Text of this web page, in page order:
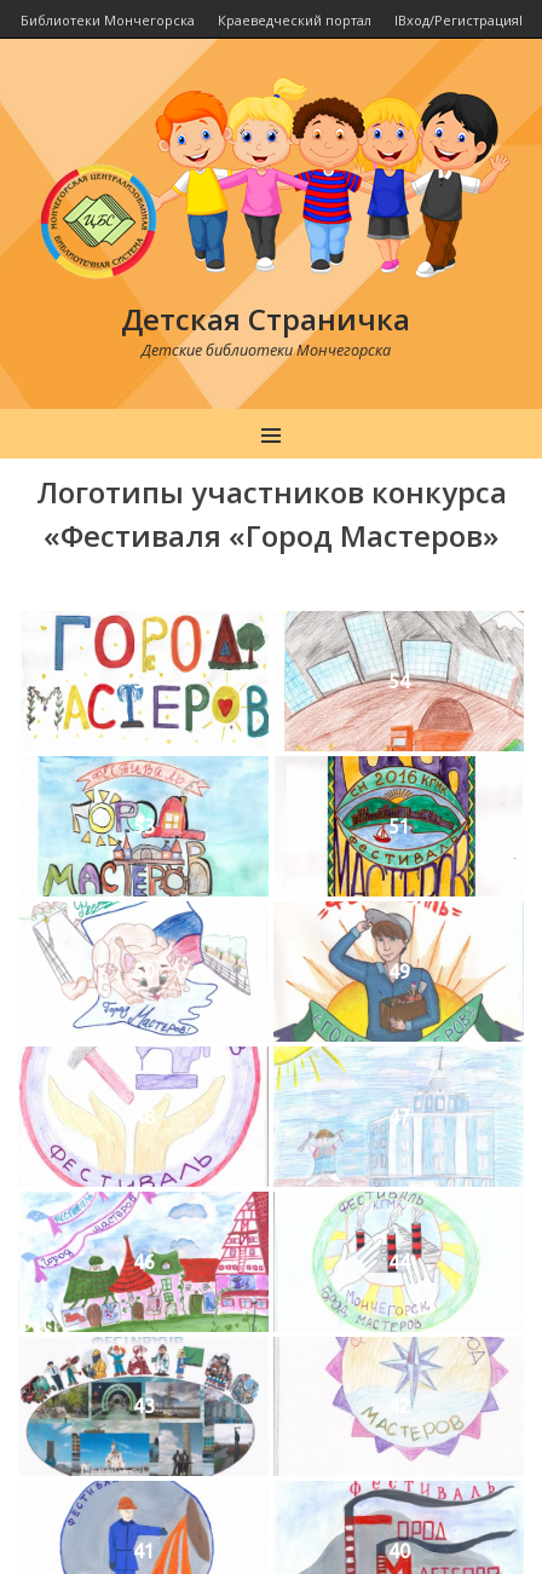
Библиотеки Мончегорска Краеведческий портал IВход/РегистрацияI
Детская Страничка
Детские библиотеки Мончегорска
MENU
Логотипы участников конкурса
«Фестиваля «Город Мастеров»
55 54
53 51
50 49
48 47
46 44
43
41 40